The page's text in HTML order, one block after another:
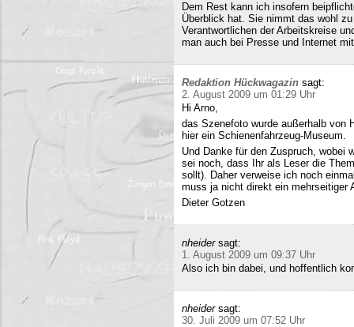
Dem Rest kann ich insofern
Überblick hat. Sie nimmt das wohl
Verantwortlichen der Arbeitskreise
man auch bei Presse und Internet
Redaktion Hückwagazin sagt:
2. August 2009 um 01:29 Uhr
Hi Arno,
das Szenefoto wurde außerhalb von
hier ein Schienenfahrzeug-Museum.
Und Danke für den Zuspruch, wobei
sei noch, dass Ihr als Leser die
sollt). Daher verweise ich noch
muss ja nicht direkt ein mehrseitiger
Dieter Gotzen
nheider sagt:
1. August 2009 um 09:37 Uhr
Also ich bin dabei, und hoffentlich
nheider sagt:
30. Juli 2009 um 07:52 Uhr